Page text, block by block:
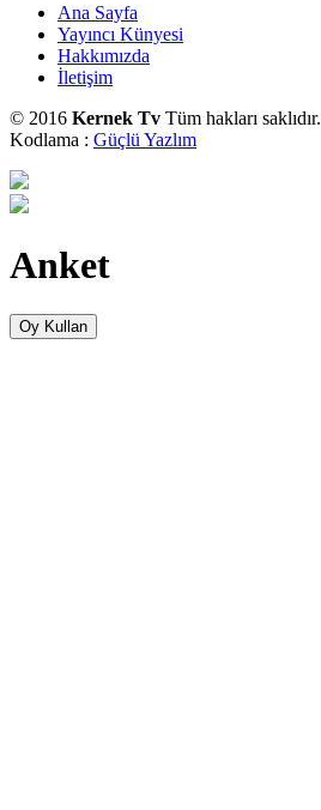
Ana Sayfa
Yayıncı Künyesi
Hakkımızda
İletişim
© 2016 Kernek Tv Tüm hakları saklıdır.
Kodlama : Güçlü Yazlım
Anket